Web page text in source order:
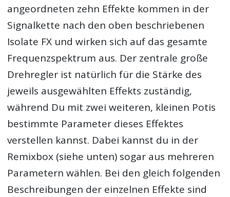
angeordneten zehn Effekte kommen in der
Signalkette nach den oben beschriebenen
Isolate FX und wirken sich auf das gesamte
Frequenzspektrum aus. Der zentrale große
Drehregler ist natürlich für die Stärke des
jeweils ausgewählten Effekts zuständig,
während Du mit zwei weiteren, kleinen Potis
bestimmte Parameter dieses Effektes
verstellen kannst. Dabei kannst du in der
Remixbox (siehe unten) sogar aus mehreren
Parametern wählen. Bei den gleich folgenden
Beschreibungen der einzelnen Effekte sind